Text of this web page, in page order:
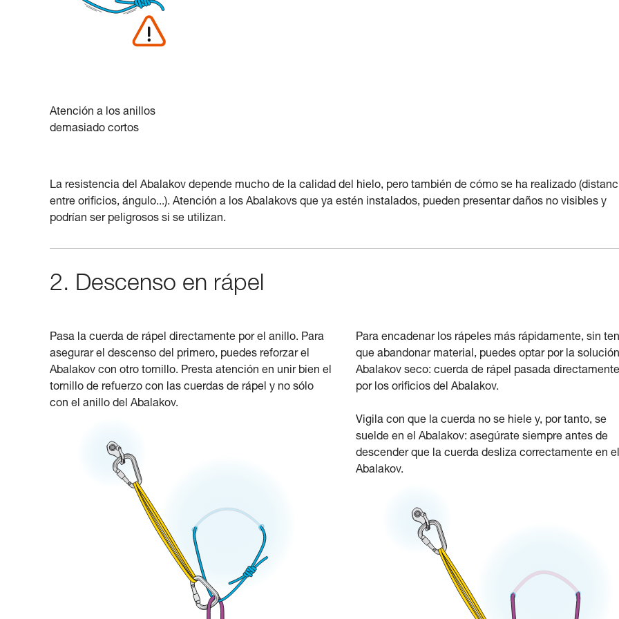
Atención a los anillos
demasiado cortos
La resistencia del Abalakov depende mucho de la calidad del hielo, pero también de cómo se ha realizado
entre orificios, ángulo...). Atención a los Abalakovs que ya estén instalados, pueden presentar daños no visibles y
podrían ser peligrosos si se utilizan.
2. Descenso en rápel
Pasa la cuerda de rápel directamente por el anillo. Para
asegurar el descenso del primero, puedes reforzar el
Abalakov con otro tornillo. Presta atención en unir bien el
tornillo de refuerzo con las cuerdas de rápel y no sólo
con el anillo del Abalakov.
Para encadenar los rápeles más rápidamente, sin
que abandonar material, puedes optar por la
Abalakov seco: cuerda de rápel pasada
por los orificios del Abalakov.
Vigila con que la cuerda no se hiele y, por tanto, se
suelde en el Abalakov: asegúrate siempre antes de
descender que la cuerda desliza correctamente en
Abalakov.